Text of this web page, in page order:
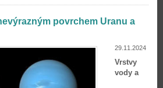
povrchem Uranu a
29.11.2024
Vrstvy
vody a